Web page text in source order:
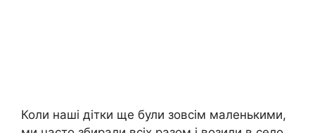
Коли наші дітки ще були зовсім маленькими,